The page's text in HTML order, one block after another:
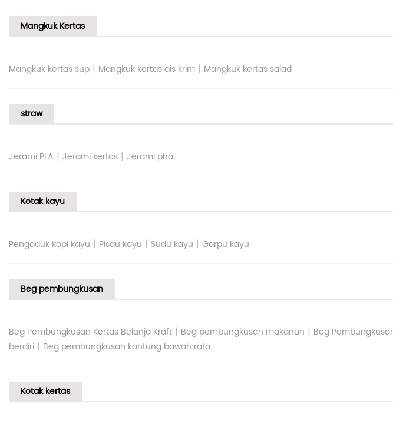
Mangkuk Kertas
Mangkuk kertas sup | Mangkuk kertas ais krim | Mangkuk kertas salad
straw
Jerami PLA | Jerami kertas | Jerami pha
Kotak kayu
Pengaduk kopi kayu | Pisau kayu | Sudu kayu | Garpu kayu
Beg pembungkusan
Beg Pembungkusan Kertas Belanja Kraft | Beg pembungkusan makanan | Beg
berdiri | Beg pembungkusan kantung bawah rata
Kotak kertas